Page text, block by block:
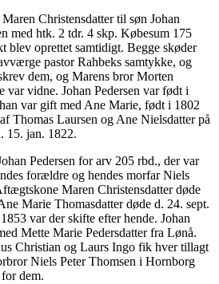
Christensdatter til søn Johan
med htk. 2 tdr. 4 skp. Købesum 175
blev oprettet samtidigt. Begge skøder
pastor Rahbeks samtykke, og
dem, og Marens bror Morten
var vidne. Johan Pedersen var født i
var gift med Ane Marie, født i 1802
Thomas Laursen og Ane Nielsdatter på
15. jan. 1822.
Pedersen for arv 205 rbd., der var
forældre og hendes morfar Niels
Maren Christensdatter døde
Marie Thomasdatter døde d. 24. sept.
var der skifte efter hende. Johan
Mette Marie Pedersdatter fra Lønå.
Christian og Laurs Ingo fik hver tillagt
Niels Peter Thomsen i Hornborg
dem.